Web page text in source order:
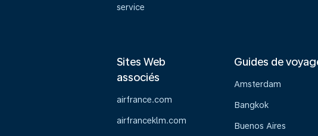
service
Sites Web
associés
airfrance.com
airfranceklm.com
Guides de
Amsterdam
Bangkok
Buenos Aires